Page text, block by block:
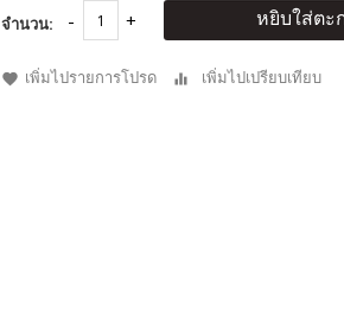
จำนวน: หยิบใส่ตะ
เพิ่มไปรายการโปรด เพิ่มไปเปรียบเทียบ